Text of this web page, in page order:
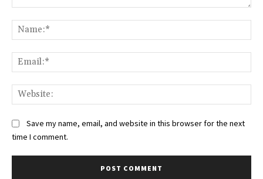
Save my name, email, and website in this browser for the next
time I comment.